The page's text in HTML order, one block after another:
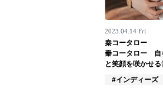
2023.04.14 Fri
秦コータロー
秦コータロー 自
と笑顔を咲かせ
#インディーズ